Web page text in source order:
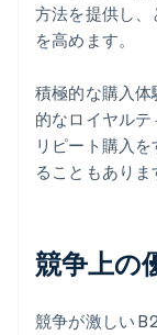
方法を提供し
を高めます。
積極的な購入
的なロイヤル
リピート購入
ることもありま
競争上の
競争が激しい